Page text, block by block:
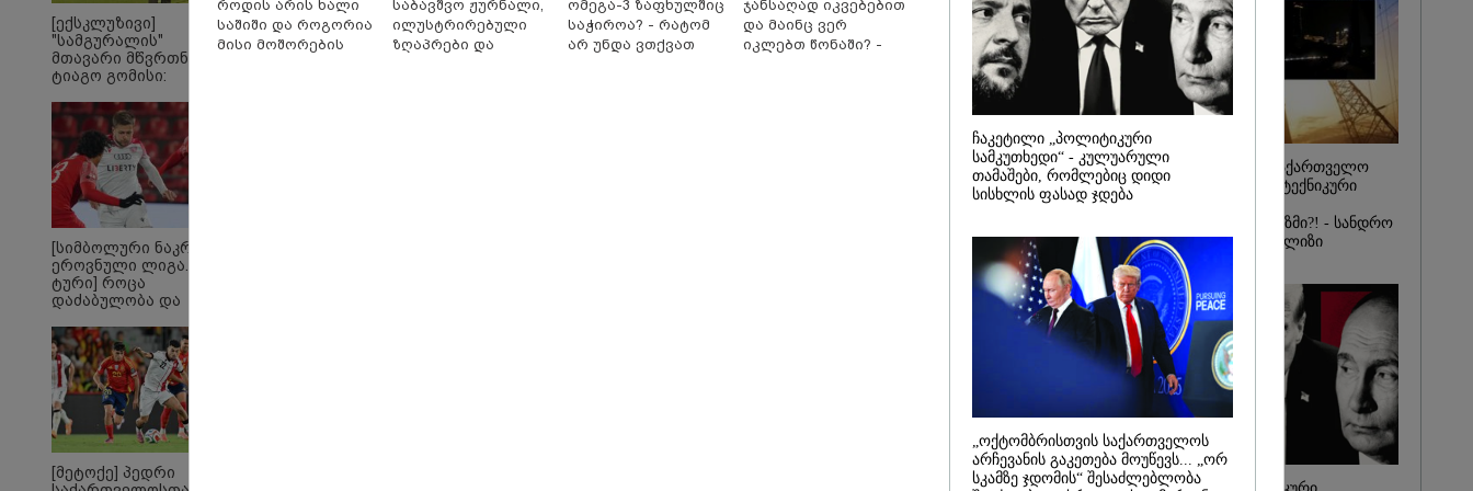
რომ ადამიანის გასვენება
ტაძრიდან არ მოხდეს, ეს
მგლოვიარეს ისეთი
4-ჯერ თავიდან
დაწყებული საქმე...
პროკურატურას, მათ
გარეშე ეს შედეგი არ
დადგებოდა" - ქეთა
რატომ ჩაბნელდა საქართველო
მესამედ: საბოტაჟი, ტექნიკური
არაპროფესიონალიზმი?! - სანდრო
თვალჭრელიძის ანალიზი
[ექსკლუზივი]
"სამგურალის"
მთავარი მწვრთნელი
ტიაგო გომისი:
ტალანტების
ქვეყანაა"!
[სიმბოლური ნაკრები.
ეროვნული ლიგა. XXX
ტური] როცა
დაძაბულობა და
არიან...
[მეტოქე] პედრი
როდის არის ხალი
საშიში და როგორია
მისი მოშორების
საბავშვო ჟურნალი,
ილუსტრირებული
ზღაპრები და
ომეგა-3 ზაფხულშიც
საჭიროა? - რატომ
არ უნდა ვთქვათ
ჯანსაღად იკვებებით
და მაინც ვერ
იკლებთ წონაში? -
ჩაკეტილი „პოლიტიკური
სამკუთხედი“ - კულუარული
თამაშები, რომლებიც დიდი
სისხლის ფასად ჯდება
„ოქტომბრისთვის საქართველოს
არჩევანის გაკეთება მოუწევს... „ორ
სკამზე ჯდომის“ შესაძლებლობა